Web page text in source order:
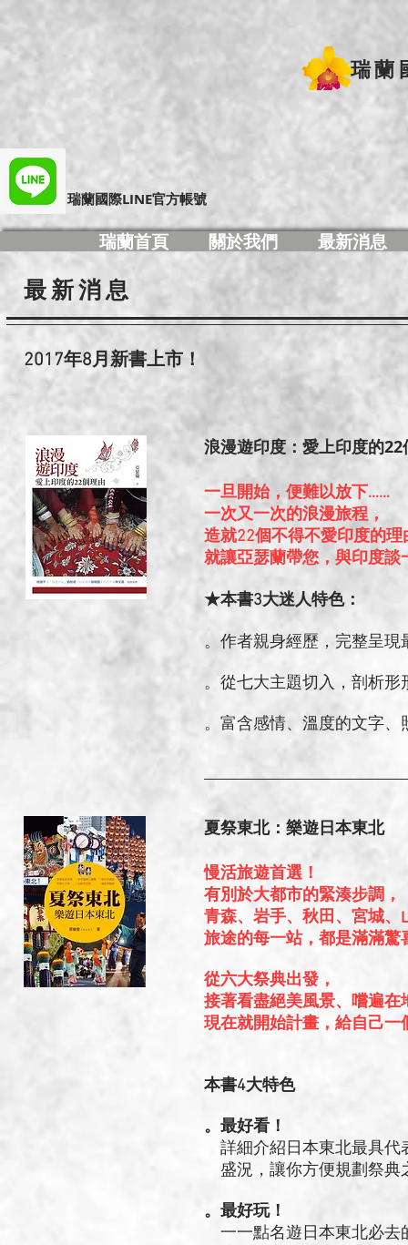
瑞蘭
​瑞蘭國際LINE官方帳號
瑞蘭首頁 關於我們 最新消息
最新消息
2017年8月新書上市！
浪漫遊印度：愛上印度的22
一旦開始，便難以放下……
一次又一次的浪漫旅程，
造就22個不得不愛印度的理
就讓亞瑟蘭帶您，與印度談
★本書3大迷人特色：
。作者親身經歷，完整呈
。從七大主題切入，剖析
。富含感情、溫度的文字
夏祭東北：樂遊日本東北
慢活旅遊首選！
有別於大都市的緊湊步調，
青森、岩手、秋田、宮城、
旅途的每一站，都是滿滿驚
從六大祭典出發，
接著看盡絕美風景、嚐遍
現在就開始計畫，給自己
本書4大特色
。最好看！
詳細介紹日本東北最具代
盛況，讓你方便規劃祭典
。最好玩！
一一點名遊日本東北必去